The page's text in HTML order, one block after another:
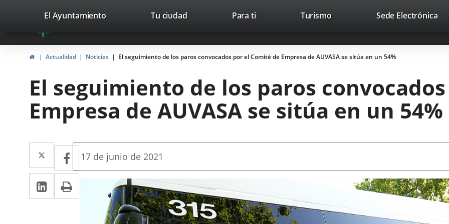
Portal
Web
del
Valladolid
avaTop Trabaja con nosotros Contacto
valladolid.es
El Ayuntamiento Tu ciudad Para ti TurismoEste
abrirá
en
nueva.
Sede Electrónica
InicioActualidad Noticias El seguimiento de los paros convocados por el Comité de Empresa de AUVASA se sitúa en un 54%
El seguimiento de los paros
Empresa de AUVASA se sitúa en un 54%
Twitter
Enlace
a
una
aplicación
Facebook
Enlace
a
una
aplicación
LinkedIn
Enlace
a
Imprimir
Fecha
la
17 de junio de 2021